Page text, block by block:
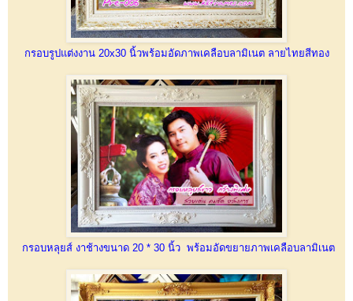
กรอบรูปแต่งงาน 20x30 นิ้วพร้อมอัดภาพเคลือบลามิเนต ลายไทยสีทอง
กรอบหลุยส์ งาช้างขนาด 20 * 30 นิ้ว พร้อมอัดขยายภาพเคลือบลามิเนต